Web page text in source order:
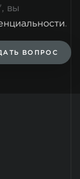
вы
.
ВОПРОС